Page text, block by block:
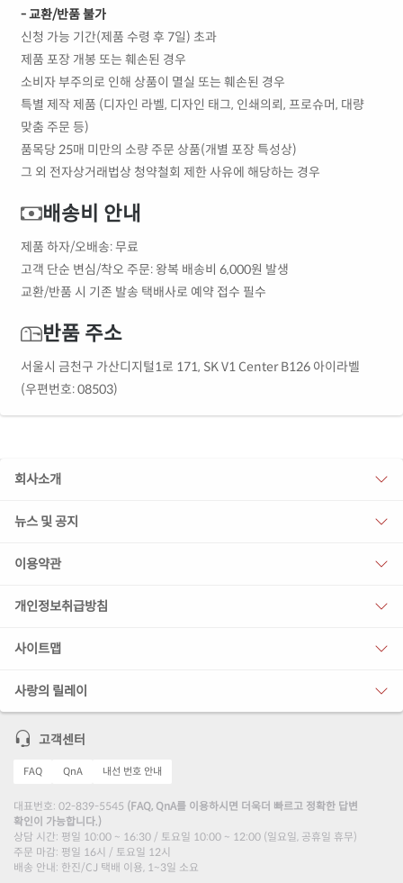
- 교환/반품 불가
신청 가능 기간(제품 수령 후 7일) 초과
제품 포장 개봉 또는 훼손된 경우
소비자 부주의로 인해 상품이 멸실 또는 훼손된 경우
특별 제작 제품 (디자인 라벨, 디자인 태그, 인쇄의뢰, 프로슈머, 대량
맞춤 주문 등)
품목당 25매 미만의 소량 주문 상품(개별 포장 특성상)
그 외 전자상거래법상 청약철회 제한 사유에 해당하는 경우
배송비 안내
제품 하자/오배송: 무료
고객 단순 변심/착오 주문: 왕복 배송비 6,000원 발생
교환/반품 시 기존 발송 택배사로 예약 접수 필수
반품 주소
서울시 금천구 가산디지털1로 171, SK V1 Center B126 아이라벨
(우편번호: 08503)
회사소개
뉴스 및 공지
이용약관
개인정보취급방침
사이트맵
사랑의 릴레이
고객센터
FAQ QnA 내선 번호 안내
대표번호: 02-839-5545 (FAQ, QnA를 이용하시면 더욱더 빠르고 정확한 답변
확인이 가능합니다.)
상담 시간: 평일 10:00 ~ 16:30 / 토요일 10:00 ~ 12:00 (일요일, 공휴일 휴무)
주문 마감: 평일 16시 / 토요일 12시
배송 안내: 한진/CJ 택배 이용, 1~3일 소요